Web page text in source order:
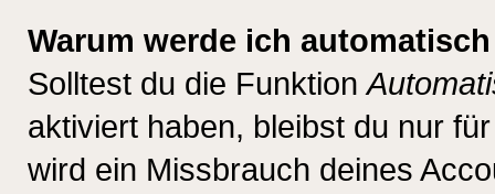
Warum werde ich
Solltest du die Funktion
aktiviert haben, bleibst du nur
wird ein Missbrauch deines